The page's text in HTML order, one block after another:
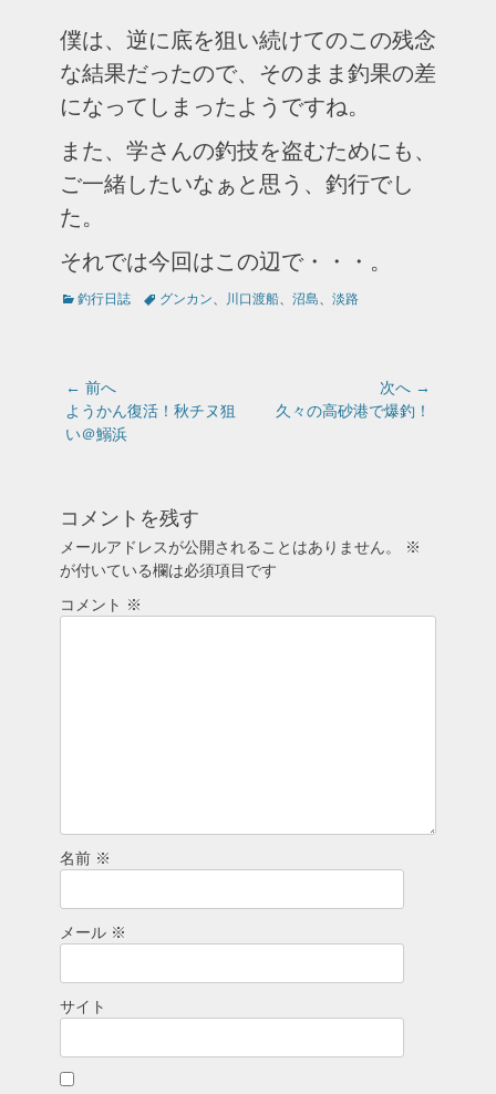
僕は、逆に底を狙い続けてのこの残念
な結果だったので、そのまま釣果の差
になってしまったようですね。
また、学さんの釣技を盗むためにも、
ご一緒したいなぁと思う、釣行でし
た。
それでは今回はこの辺で・・・。
カ 釣行日誌
タ グンカン、 川口渡船、 沼島、 淡路
投
稿
ナ
ー
シ
ョ
ン
← 前へ
前
の
ようかん復活！秋チヌ狙
い＠鰯浜
次へ →
久々の高砂港で爆釣！
コメントを残す
メールアドレスが公開されることはありません。
※
が付いている欄は必須項目です
コメント ※
名前 ※
メール ※
サイト